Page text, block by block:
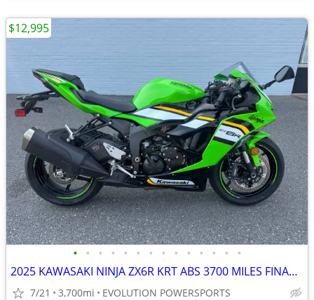
• • • • • • • • • • • • • •
2025 KAWASAKI NINJA ZX6R KRT ABS 3700 MILES FINANCING AVAILABLE
7/21 3,700mi EVOLUTION POWERSPORTS
$12,995